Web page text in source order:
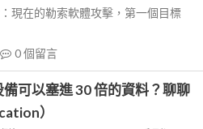
現在的勒索軟體攻擊，第一個目標
0個留言
可以塞進 30 倍的資料？聊聊
）